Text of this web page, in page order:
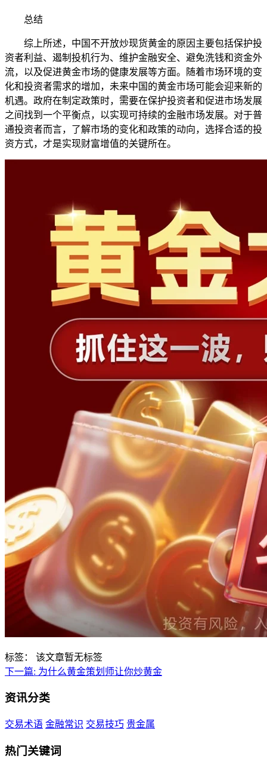
总结
综上所述，中国不开放炒现货黄金的原因主要包括保护投
资者利益、遏制投机行为、维护金融安全、避免洗钱和资金外
流，以及促进黄金市场的健康发展等方面。随着市场环境的变
化和投资者需求的增加，未来中国的黄金市场可能会迎来新的
机遇。政府在制定政策时，需要在保护投资者和促进市场发展
之间找到一个平衡点，以实现可持续的金融市场发展。对于普
通投资者而言，了解市场的变化和政策的动向，选择合适的投
资方式，才是实现财富增值的关键所在。
标签：
该文章暂无标签
下一篇: 为什么黄金策划师让你炒黄金
资讯分类
交易术语 金融常识 交易技巧 贵金属
热门关键词